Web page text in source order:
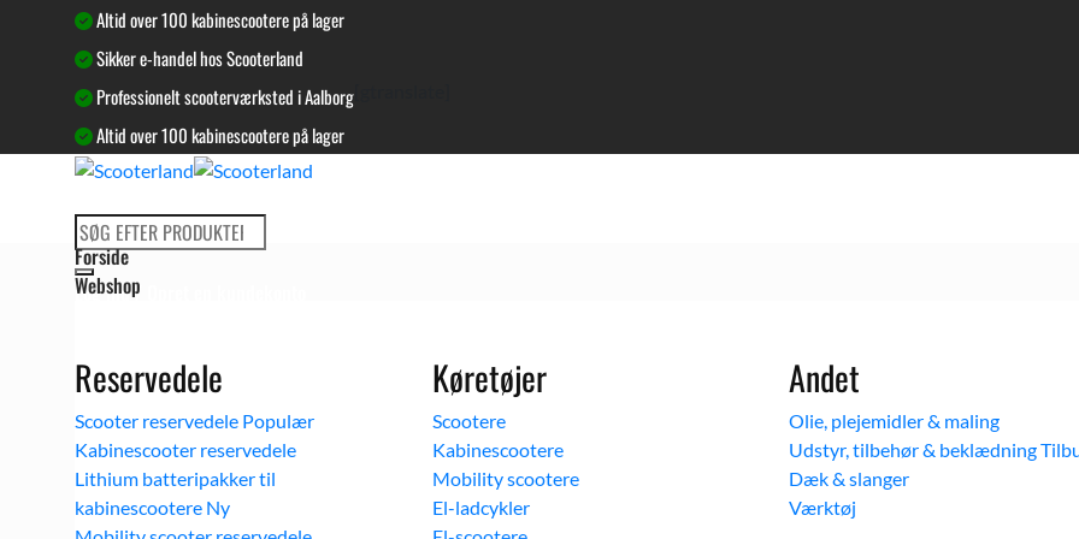
Altid over 100 kabinescootere på lager
Sikker e-handel hos Scooterland
Professionelt scooterværksted i Aalborg
Altid over 100 kabinescootere på lager
Søg
efter:
Log ind / Opret en kundekonto
Forside
Webshop
Reservedele
Scooter reservedele
Kabinescooter reservedele
Lithium batteripakker til
kabinescootere
Køretøjer
Scootere
Kabinescootere
Mobility scootere
El-ladcykler
Andet
Olie, plejemidler & maling
Udstyr, tilbehør & beklædning
Dæk & slanger
Værktøj